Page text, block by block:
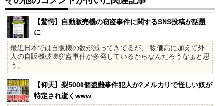
【驚愕】自動販売機の窃盗事件に関するSNS投稿が話題
に
最近日本では自販機の数が減ってきてるが、 物価高に加えて外
人の自販機破壊窃盗事件が多発しているからなんだろうなぁと思
う。
【仰天】梨5000個盗難事件犯人か?メルカリで怪しい奴が
特定され逝くwww